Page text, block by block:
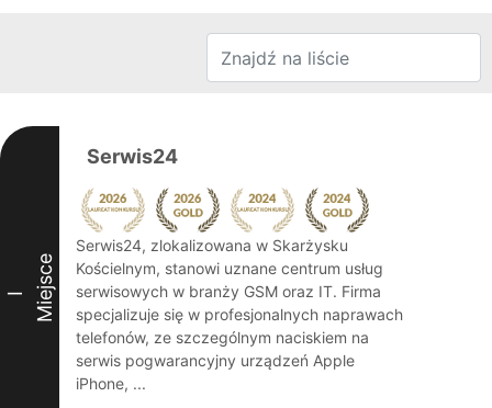
I Miejsce
Serwis24
Serwis24, zlokalizowana w Skarżysku
Kościelnym, stanowi uznane centrum usług
serwisowych w branży GSM oraz IT. Firma
specjalizuje się w profesjonalnych naprawach
telefonów, ze szczególnym naciskiem na
serwis pogwarancyjny urządzeń Apple
iPhone, ...